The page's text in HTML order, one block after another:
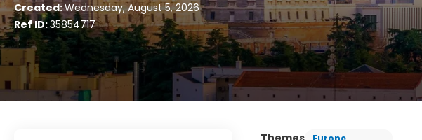
Created:Wednesday, August 5, 2026
Ref ID:35854717